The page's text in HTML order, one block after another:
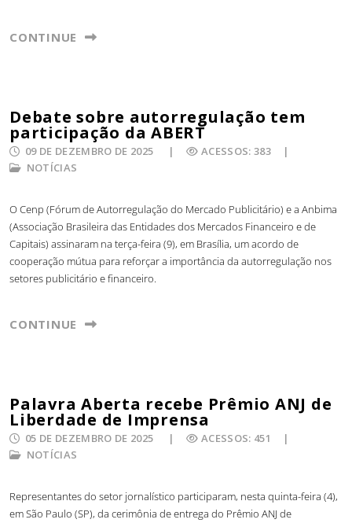
CONTINUE
Debate sobre autorregulação tem
participação da ABERT
NOTÍCIAS
09 DE DEZEMBRO DE 2025 ACESSOS: 383
O Cenp (Fórum de Autorregulação do Mercado Publicitário) e a Anbima
(Associação Brasileira das Entidades dos Mercados Financeiro e de
Capitais) assinaram na terça-feira (9), em Brasília, um acordo de
cooperação mútua para reforçar a importância da autorregulação nos
setores publicitário e financeiro.
CONTINUE
Palavra Aberta recebe Prêmio ANJ de
Liberdade de Imprensa
NOTÍCIAS
05 DE DEZEMBRO DE 2025 ACESSOS: 451
Representantes do setor jornalístico participaram, nesta quinta-feira (4),
em São Paulo (SP), da cerimônia de entrega do Prêmio ANJ de